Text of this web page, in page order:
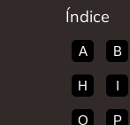
Índice
A B
H I
O P